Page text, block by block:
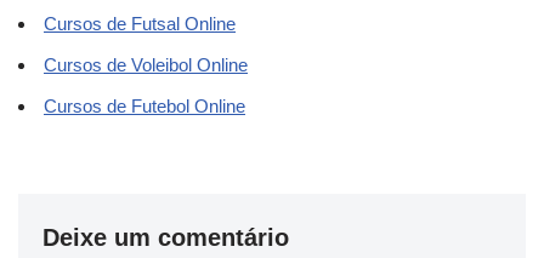
Cursos de Futsal Online
Cursos de Voleibol Online
Cursos de Futebol Online
Deixe um comentário